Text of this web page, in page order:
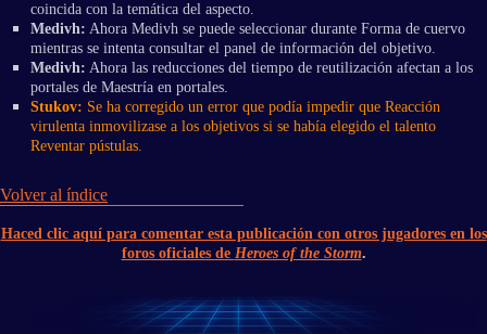
coincida con la temática del aspecto.
Medivh: Ahora Medivh se puede seleccionar durante Forma de cuervo
mientras se intenta consultar el panel de información del objetivo.
Medivh: Ahora las reducciones del tiempo de reutilización afectan a los
portales de Maestría en portales.
Stukov: Se ha corregido un error que podía impedir que Reacción
virulenta inmovilizase a los objetivos si se había elegido el talento
Reventar pústulas.
Volver al índice
Haced clic aquí para comentar esta publicación con otros jugadores en los
foros oficiales de Heroes of the Storm.